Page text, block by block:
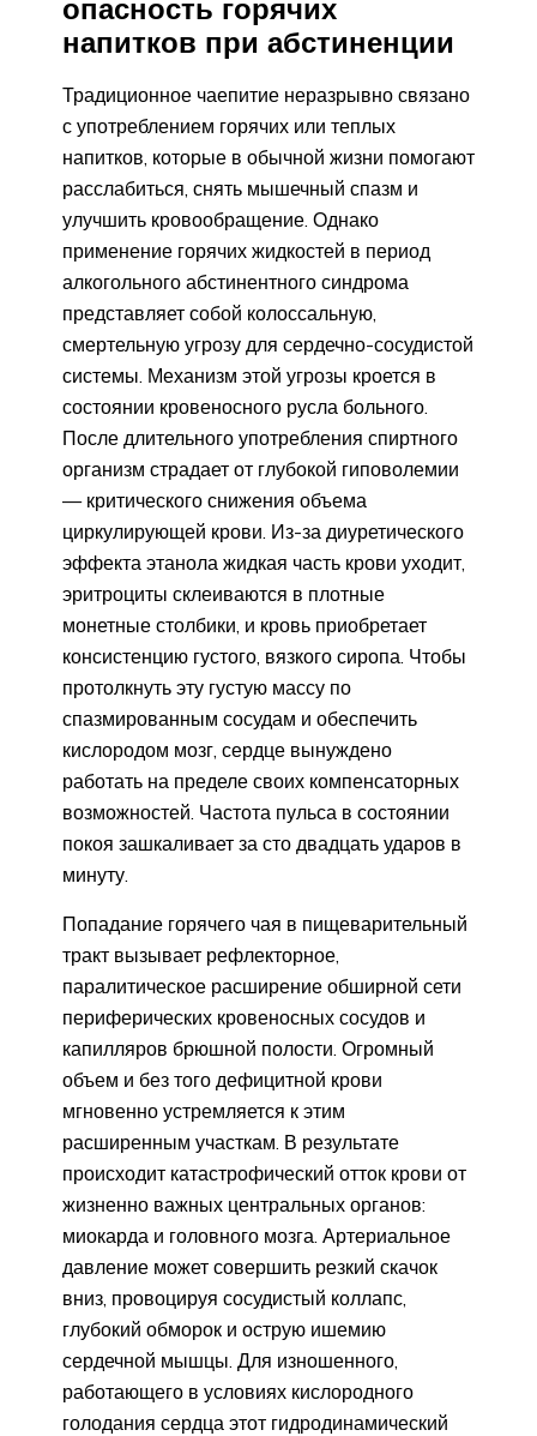
опасность горячих
напитков при абстиненции
Традиционное чаепитие неразрывно связано
с употреблением горячих или теплых
напитков, которые в обычной жизни помогают
расслабиться, снять мышечный спазм и
улучшить кровообращение. Однако
применение горячих жидкостей в период
алкогольного абстинентного синдрома
представляет собой колоссальную,
смертельную угрозу для сердечно-сосудистой
системы. Механизм этой угрозы кроется в
состоянии кровеносного русла больного.
После длительного употребления спиртного
организм страдает от глубокой гиповолемии
— критического снижения объема
циркулирующей крови. Из-за диуретического
эффекта этанола жидкая часть крови уходит,
эритроциты склеиваются в плотные
монетные столбики, и кровь приобретает
консистенцию густого, вязкого сиропа. Чтобы
протолкнуть эту густую массу по
спазмированным сосудам и обеспечить
кислородом мозг, сердце вынуждено
работать на пределе своих компенсаторных
возможностей. Частота пульса в состоянии
покоя зашкаливает за сто двадцать ударов в
минуту.
Попадание горячего чая в пищеварительный
тракт вызывает рефлекторное,
паралитическое расширение обширной сети
периферических кровеносных сосудов и
капилляров брюшной полости. Огромный
объем и без того дефицитной крови
мгновенно устремляется к этим
расширенным участкам. В результате
происходит катастрофический отток крови от
жизненно важных центральных органов:
миокарда и головного мозга. Артериальное
давление может совершить резкий скачок
вниз, провоцируя сосудистый коллапс,
глубокий обморок и острую ишемию
сердечной мышцы. Для изношенного,
работающего в условиях кислородного
голодания сердца этот гидродинамический